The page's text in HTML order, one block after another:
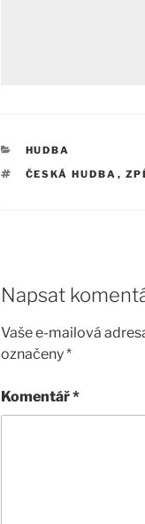
RUBRIKY
HUDBA
ŠTÍTKY
ČESKÁ HUDBA ,
Napsat
Vaše e-mailová
označeny*
Komentář*